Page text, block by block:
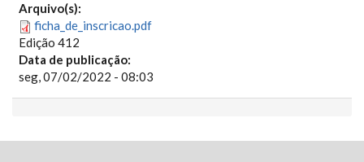
Arquivo(s):
ficha_de_inscricao.pdf
Edição 412
Data de publicação:
seg, 07/02/2022 - 08:03